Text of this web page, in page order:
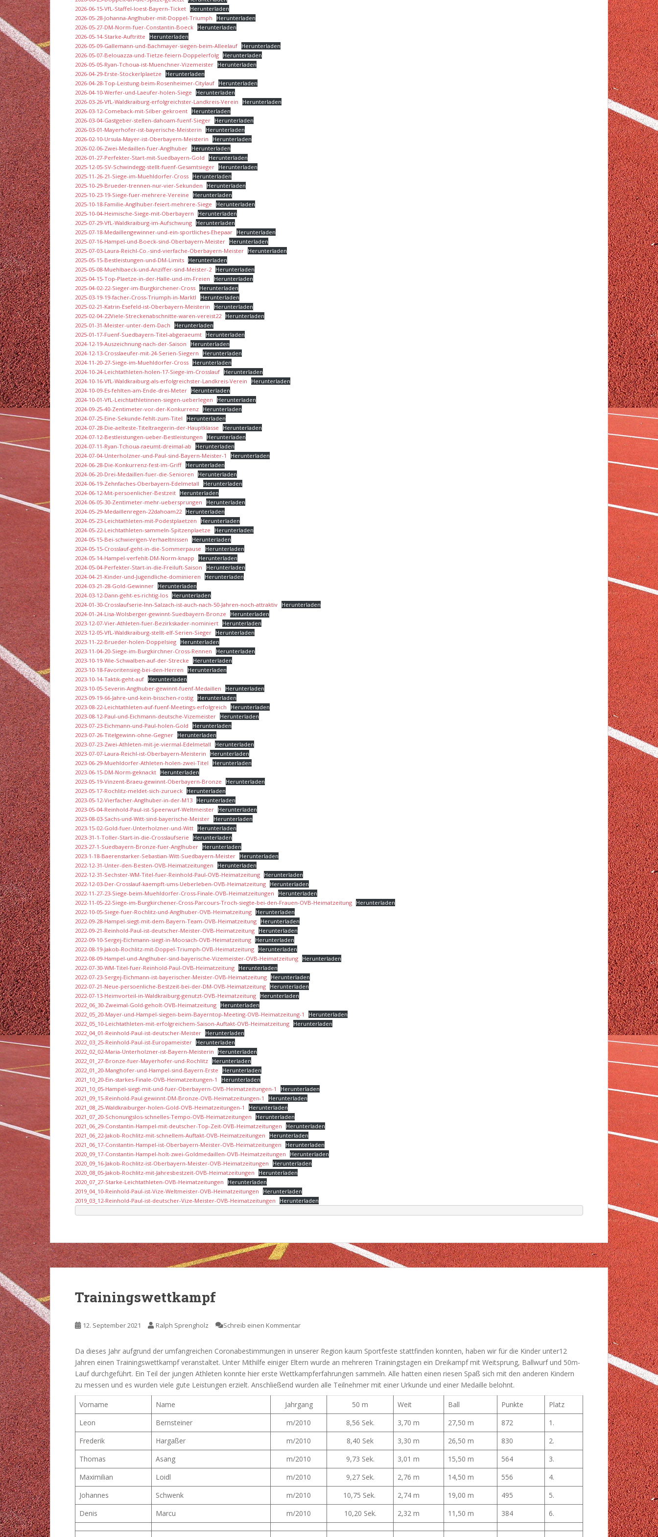
2026-06-15-VfL-Staffel-loest-Bayern-Ticket Herunterladen
2026-05-28-Johanna-Anglhuber-mit-Doppel-Triumph
Herunterladen
2026-05-27-DM-Norm-fuer-Constantin-Boeck Herunterladen
2026-05-14-Starke-Auftritte
Herunterladen
2026-05-09-Gallemann-und-Bachmayer-siegen-beim-Alleelauf Herunterladen
2026-05-07-Belouazza-und-Tietze-feiern-Doppelerfolg Herunterladen
2026-05-05-Ryan-Tchoua-ist-Muenchner-Vizemeister Herunterladen
2026-04-29-Erste-Stockerlplaetze
Herunterladen
2026-04-28-Top-Leistung-beim-Rosenheimer-Citylauf Herunterladen
2026-04-10-Werfer-und-Laeufer-holen-Siege
Herunterladen
2026-03-26-VfL-Waldkraiburg-erfolgreichster-Landkreis-Verein
Herunterladen
2026-03-12-Comeback-mit-Silber-gekroent Herunterladen
2026-03-04-Gastgeber-stellen-dahoam-fuenf-Sieger Herunterladen
2026-03-01-Mayerhofer-ist-bayerische-Meisterin
Herunterladen
2026-02-10-Ursula-Mayer-ist-Oberbayern-Meisterin
Herunterladen
2026-02-06-Zwei-Medaillen-fuer-Anglhuber Herunterladen
2026-01-27-Perfekter-Start-mit-Suedbayern-Gold
Herunterladen
2025-12-05-SV-Schwindegg-stellt-fuenf-Gesamtsieger Herunterladen
2025-11-26-21-Siege-im-Muehldorfer-Cross Herunterladen
2025-10-29-Brueder-trennen-nur-vier-Sekunden
Herunterladen
2025-10-23-19-Siege-fuer-mehrere-Vereine
Herunterladen
2025-10-18-Familie-Anglhuber-feiert-mehrere-Siege
Herunterladen
2025-10-04-Heimische-Siege-mit-Oberbayern
Herunterladen
2025-07-29-VfL-Waldkraiburg-im-Aufschwung Herunterladen
2025-07-18-Medaillengewinner-und-ein-sportliches-Ehepaar Herunterladen
2025-07-16-Hampel-und-Boeck-sind-Oberbayern-Meister Herunterladen
2025-07-03-Laura-Reichl-Co.-sind-vierfache-Oberbayern-Meister Herunterladen
2025-05-15-Bestleistungen-und-DM-Limits Herunterladen
2025-05-08-Muehlbaeck-und-Anziffer-sind-Meister-2 Herunterladen
2025-04-15-Top-Plaetze-in-der-Halle-und-im-Freien
Herunterladen
2025-04-02-22-Sieger-im-Burgkirchener-Cross Herunterladen
2025-03-19-19-facher-Cross-Triumph-in-Marktl
Herunterladen
2025-02-21-Katrin-Esefeld-ist-Oberbayern-Meisterin
Herunterladen
2025-02-04-22Viele-Streckenabschnitte-waren-vereist22 Herunterladen
2025-01-31-Meister-unter-dem-Dach
Herunterladen
2025-01-17-Fuenf-Suedbayern-Titel-abgeraeumt Herunterladen
2024-12-19-Auszeichnung-nach-der-Saison
Herunterladen
2024-12-13-Crosslaeufer-mit-24-Serien-Siegern
Herunterladen
2024-11-20-27-Siege-im-Muehldorfer-Cross Herunterladen
2024-10-24-Leichtathleten-holen-17-Siege-im-Crosslauf Herunterladen
2024-10-16-VfL-Waldkraiburg-als-erfolgreichster-Landkreis-Verein
Herunterladen
2024-10-09-Es-fehlten-am-Ende-drei-Meter Herunterladen
2024-10-01-VfL-Leichtathletinnen-siegen-ueberlegen
Herunterladen
2024-09-25-40-Zentimeter-vor-der-Konkurrenz Herunterladen
2024-07-25-Eine-Sekunde-fehlt-zum-Titel
Herunterladen
2024-07-28-Die-aelteste-Titeltraegerin-der-Hauptklasse
Herunterladen
2024-07-12-Bestleistungen-ueber-Bestleistungen
Herunterladen
2024-07-11-Ryan-Tchoua-raeumt-dreimal-ab
Herunterladen
2024-07-04-Unterholzner-und-Paul-sind-Bayern-Meister-1
Herunterladen
2024-06-28-Die-Konkurrenz-fest-im-Griff Herunterladen
2024-06-20-Drei-Medaillen-fuer-die-Senioren
Herunterladen
2024-06-19-Zehnfaches-Oberbayern-Edelmetall
Herunterladen
2024-06-12-Mit-persoenlicher-Bestzeit Herunterladen
2024-06-05-30-Zentimeter-mehr-uebersprungen
Herunterladen
2024-05-29-Medaillenregen-22dahoam22 Herunterladen
2024-05-23-Leichtathleten-mit-Podestplaetzen
Herunterladen
2024-05-22-Leichtathleten-sammeln-Spitzenplaetze
Herunterladen
2024-05-15-Bei-schwierigen-Verhaeltnissen
Herunterladen
2024-05-15-Crosslauf-geht-in-die-Sommerpause
Herunterladen
2024-05-14-Hampel-verfehlt-DM-Norm-knapp
Herunterladen
2024-05-04-Perfekter-Start-in-die-Freiluft-Saison
Herunterladen
2024-04-21-Kinder-und-Jugendliche-dominieren
Herunterladen
2024-03-21-28-Gold-Gewinner Herunterladen
2024-03-12-Dann-geht-es-richtig-los Herunterladen
2024-01-30-Crosslaufserie-Inn-Salzach-ist-auch-nach-50-Jahren-noch-attraktiv Herunterladen
2024-01-24-Lisa-Wolsberger-gewinnt-Suedbayern-Bronze
Herunterladen
2023-12-07-Vier-Athleten-fuer-Bezirkskader-nominiert Herunterladen
2023-12-05-VfL-Waldkraiburg-stellt-elf-Serien-Sieger Herunterladen
2023-11-22-Brueder-holen-Doppelsieg Herunterladen
2023-11-04-20-Siege-im-Burgkirchner-Cross-Rennen
Herunterladen
2023-10-19-Wie-Schwalben-auf-der-Strecke
Herunterladen
2023-10-18-Favoritensieg-bei-den-Herren
Herunterladen
2023-10-14-Taktik-geht-auf Herunterladen
2023-10-05-Severin-Anglhuber-gewinnt-fuenf-Medaillen
Herunterladen
2023-09-19-66-Jahre-und-kein-bisschen-rostig Herunterladen
2023-08-22-Leichtathleten-auf-fuenf-Meetings-erfolgreich
Herunterladen
2023-08-12-Paul-und-Eichmann-deutsche-Vizemeister Herunterladen
2023-07-23-Eichmann-und-Paul-holen-Gold
Herunterladen
2023-07-26-Titelgewinn-ohne-Gegner Herunterladen
2023-07-23-Zwei-Athleten-mit-je-viermal-Edelmetall
Herunterladen
2023-07-07-Laura-Reichl-ist-Oberbayern-Meisterin
Herunterladen
2023-06-29-Muehldorfer-Athleten-holen-zwei-Titel
Herunterladen
2023-06-15-DM-Norm-geknackt Herunterladen
2023-05-19-Vinzent-Braeu-gewinnt-Oberbayern-Bronze
Herunterladen
2023-05-17-Rochlitz-meldet-sich-zurueck Herunterladen
2023-05-12-Vierfacher-Anglhuber-in-der-M13 Herunterladen
2023-05-04-Reinhold-Paul-ist-Speerwurf-Weltmeister Herunterladen
2023-08-03-Sachs-und-Witt-sind-bayerische-Meister Herunterladen
2023-15-02-Gold-fuer-Unterholzner-und-Witt Herunterladen
2023-31-1-Toller-Start-in-die-Crosslaufserie
Herunterladen
2023-27-1-Suedbayern-Bronze-fuer-Anglhuber Herunterladen
2023-1-18-Baerenstarker-Sebastian-Witt-Suedbayern-Meister Herunterladen
2022-12-31-Unter-den-Besten-OVB-Heimatzeitungen
Herunterladen
2022-12-31-Sechster-WM-Titel-fuer-Reinhold-Paul-OVB-Heimatzeitung Herunterladen
2022-12-03-Der-Crosslauf-kaempft-ums-Ueberleben-OVB-Heimatzeitung Herunterladen
2022-11-27-23-Siege-beim-Muehldorfer-Cross-Finale-OVB-Heimatzeitungen
Herunterladen
2022-11-05-22-Siege-im-Burgkirchener-Cross-Parcours-Troch-siegte-bei-den-Frauen-OVB-Heimatzeitung Herunterladen
2022-10-05-Siege-fuer-Rochlitz-und-Anglhuber-OVB-Heimatzeitung Herunterladen
2022-09-28-Hampel-siegt-mit-dem-Bayern-Team-OVB-Heimatzeitung Herunterladen
2022-09-21-Reinhold-Paul-ist-deutscher-Meister-OVB-Heimatzeitung Herunterladen
2022-09-10-Sergej-Eichmann-siegt-in-Moosach-OVB-Heimatzeitung Herunterladen
2022-08-19-Jakob-Rochlitz-mit-Doppel-Triumph-OVB-Heimatzeitung Herunterladen
2022-08-09-Hampel-und-Anglhuber-sind-bayerische-Vizemeister-OVB-Heimatzeitung Herunterladen
2022-07-30-WM-Titel-fuer-Reinhold-Paul-OVB-Heimatzeitung Herunterladen
2022-07-23-Sergej-Eichmann-ist-bayerischer-Meister-OVB-Heimatzeitung Herunterladen
2022-07-21-Neue-persoenliche-Bestzeit-bei-der-DM-OVB-Heimatzeitung Herunterladen
2022-07-13-Heimvorteil-in-Waldkraiburg-genutzt-OVB-Heimatzeitung Herunterladen
2022_06_30-Zweimal-Gold-geholt-OVB-Heimatzeitung Herunterladen
2022_05_20-Mayer-und-Hampel-siegen-beim-Bayerntop-Meeting-OVB-Heimatzeitung-1
Herunterladen
2022_05_10-Leichtathleten-mit-erfolgreichem-Saison-Auftakt-OVB-Heimatzeitung Herunterladen
2022_04_01-Reinhold-Paul-ist-deutscher-Meister Herunterladen
2022_03_25-Reinhold-Paul-ist-Europameister Herunterladen
2022_02_02-Maria-Unterholzner-ist-Bayern-Meisterin
Herunterladen
2022_01_27-Bronze-fuer-Mayerhofer-und-Rochlitz Herunterladen
2022_01_20-Manghofer-und-Hampel-sind-Bayern-Erste
Herunterladen
2021_10_20-Ein-starkes-Finale-OVB-Heimatzeitungen-1
Herunterladen
2021_10_05-Hampel-siegt-mit-und-fuer-Oberbayern-OVB-Heimatzeitungen-1
Herunterladen
2021_09_15-Reinhold-Paul-gewinnt-DM-Bronze-OVB-Heimatzeitungen-1
Herunterladen
2021_08_25-Waldkraiburger-holen-Gold-OVB-Heimatzeitungen-1
Herunterladen
2021_07_20-Schonungslos-schnelles-Tempo-OVB-Heimatzeitungen
Herunterladen
2021_06_29-Constantin-Hampel-mit-deutscher-Top-Zeit-OVB-Heimatzeitungen
Herunterladen
2021_06_22-Jakob-Rochlitz-mit-schnellem-Auftakt-OVB-Heimatzeitungen
Herunterladen
2021_06_17-Constantin-Hampel-ist-Oberbayern-Meister-OVB-Heimatzeitungen
Herunterladen
2020_09_17-Constantin-Hampel-holt-zwei-Goldmedaillen-OVB-Heimatzeitungen
Herunterladen
2020_09_16-Jakob-Rochlitz-ist-Oberbayern-Meister-OVB-Heimatzeitungen
Herunterladen
2020_08_05-Jakob-Rochlitz-mit-Jahresbestzeit-OVB-Heimatzeitungen
Herunterladen
2020_07_27-Starke-Leichtathleten-OVB-Heimatzeitungen
Herunterladen
2019_04_10-Reinhold-Paul-ist-Vize-Weltmeister-OVB-Heimatzeitungen
Herunterladen
2019_03_12-Reinhold-Paul-ist-deutscher-Vize-Meister-OVB-Heimatzeitungen
Herunterladen
Trainingswettkampf
12. September 2021 Ralph Sprengholz Schreib einen Kommentar
Da dieses Jahr aufgrund der umfangreichen Coronabestimmungen in unserer Region kaum Sportfeste stattfinden konnten, haben wir für die Kinder unter12
Jahren einen Trainingswettkampf veranstaltet. Unter Mithilfe einiger Eltern wurde an mehreren Trainingstagen ein Dreikampf mit Weitsprung, Ballwurf und 50m-
Lauf durchgeführt. Ein Teil der jungen Athleten konnte hier erste Wettkampferfahrungen sammeln. Alle hatten einen riesen Spaß sich mit den anderen Kindern
zu messen und es wurden viele gute Leistungen erzielt. Anschließend wurden alle Teilnehmer mit einer Urkunde und einer Medaille belohnt.
Vorname Name Jahrgang 50 m Weit Ball Punkte
Platz
Leon
Bernsteiner m/2010 8,56 Sek. 3,70 m 27,50 m 872
1.
Frederik
Hargaßer m/2010 8,40 Sek 3,30 m 26,50 m 830
2.
Thomas
Asang m/2010 9,73 Sek. 3,01 m 15,50 m 564
3.
Maximilian
Loidl m/2010 9,27 Sek. 2,76 m 14,50 m 556
4.
Johannes
Schwenk m/2010 10,75 Sek. 2,74 m 19,00 m 495
5.
Denis
Marcu m/2010 10,20 Sek. 2,32 m 11,50 m 384 6.